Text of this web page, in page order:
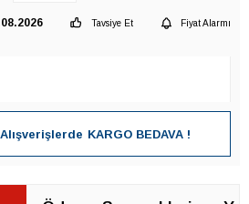
Tavsiye Et
Fiyat Alarmı
KARGO BEDAVA !